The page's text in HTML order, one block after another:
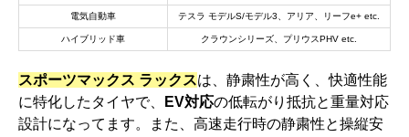
電気自動車 テスラ モデルS/モデル3、アリア、リーフe+ etc.
ハイブリッド車 クラウンシリーズ、プリウスPHV etc.
スポーツマックス ラックスは、静粛性が高く、快適性能
に特化したタイヤで、
EV対応の低転がり抵抗と重量対応
設計になってます。また、高速走行時の静粛性と操縦安